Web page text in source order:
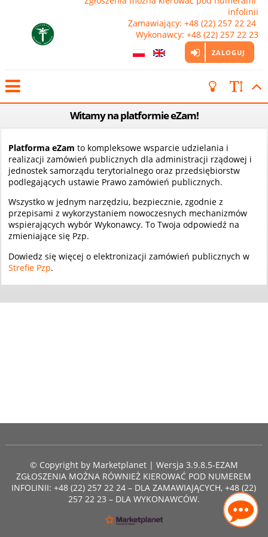
infolinii
Zamawiający: +48 (22) 257 22 24
Wykonawcy: +48 (22) 257 22 23
ZALOGUJ
Witamy na platformie eZam!
Platforma eZam to kompleksowe wsparcie udzielania i
realizacji zamówień publicznych dla administracji rządowej i
jednostek samorządu terytorialnego oraz przedsiębiorstw
podlegających ustawie Prawo zamówień publicznych.
Wszystko w jednym narzędziu, bezpiecznie, zgodnie z
przepisami z wykorzystaniem nowoczesnych mechanizmów
wspierających wybór Wykonawcy. To Twoja odpowiedź na
zmieniające się Pzp.
Dowiedz się więcej o elektronizacji zamówień publicznych w
Strefie Pzp.
© Copyright by Marketplanet| Wersja 3.9.8.5-EZAM
ZGŁOSZENIA MOŻNA RÓWNIEŻ KIEROWAĆ POD NUMEREM
INFOLINII: +48 (22) 257 22 24 – DLA ZAMAWIAJĄCYCH, +48 (22)
257 22 23 – DLA WYKONAWCÓW.